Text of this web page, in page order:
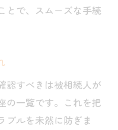
とで、スムーズな手続
認すべきは被相続人が
の一覧です。これを把
ブルを未然に防ぎま